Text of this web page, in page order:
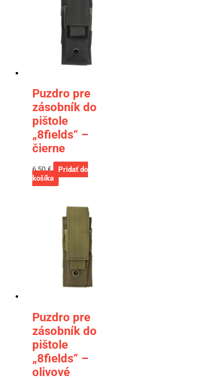
Puzdro pre
zásobník do
pištole
„8fields“ –
čierne
6,50€
Pridať do
košíka
Puzdro pre
zásobník do
pištole
„8fields“ –
olivové